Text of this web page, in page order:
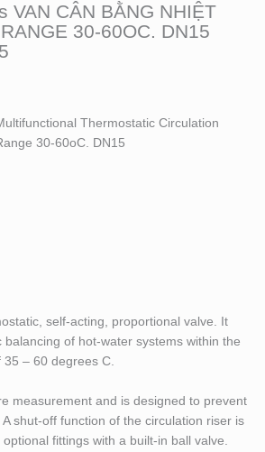
VAN CÂN BẰNG NHIỆT
30-60OC. DN15
Thermostatic Circulation
30-60oC. DN15
self-acting, proportional valve. It
balancing of hot-water systems within the
– 60 degrees C.
measurement and is designed to prevent
shut-off function of the circulation riser is
fittings with a built-in ball valve.